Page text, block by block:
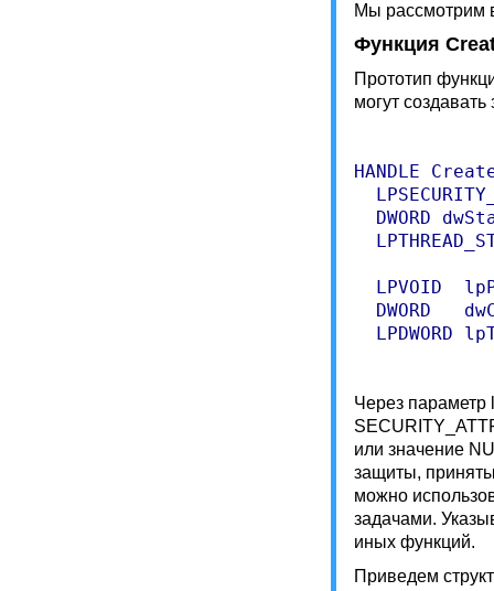
Мы рассмотрим
Функция
Прототип
могут
HANDLE
DWORD
LPVOID
DWORD
LPDWORD
Через параметр
или значение
защиты,
можно
задачами.
иных функций.
Приведем